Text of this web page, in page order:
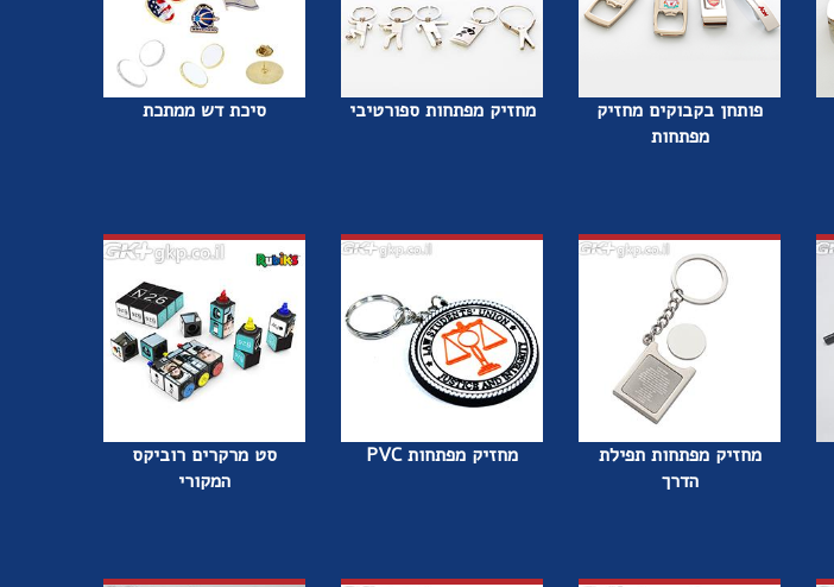
פותחן בקבוקים מחזיק
מפתחות
מחזיק מפתחות ספורטיבי סיכת דש ממתכת
מחזיק מפתחות תפילת
הדרך
מחזיק מפתחות PVC
סט מרקרים רוביקס
המקורי